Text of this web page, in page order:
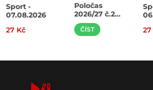
Sport -
07.08.2026
27 Kč
Poločas
2026/27 č.2
Slavia –
Pardubice
ČÍST
27